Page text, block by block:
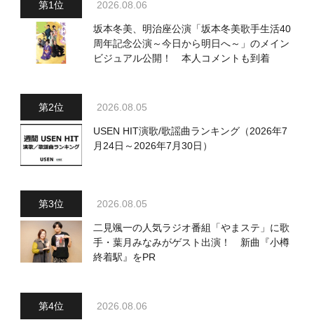
2026.08.06
坂本冬美、明治座公演「坂本冬美歌手生活40
周年記念公演～今日から明日へ～」のメイン
ビジュアル公開！ 本人コメントも到着
2026.08.05
USEN HIT演歌/歌謡曲ランキング（2026年7
月24日～2026年7月30日）
2026.08.05
二見颯一の人気ラジオ番組「やまステ」に歌
手・葉月みなみがゲスト出演！ 新曲『小樽
終着駅』をPR
2026.08.06